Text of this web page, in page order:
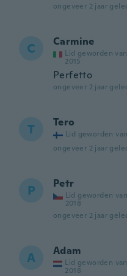
ongeveer 2 jaar
C Carmine
Lid geworden van
2015
Perfetto
ongeveer 2 jaar
T Tero
Lid geworden
ongeveer 2 jaar
P Petr
Lid geworden van
2018
ongeveer 2 jaar
A Adam
Lid geworden van
2018